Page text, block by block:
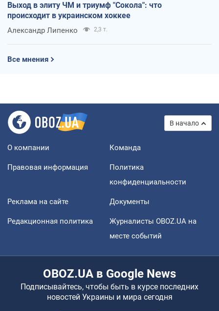
Выход в элиту ЧМ и триумф "Сокола": что
происходит в украинском хоккее
Александр Липенко 2,3 т.
Все мнения
В начало
О компании Команда
Правовая информация
Политика
конфиденциальности
Реклама на сайте Документы
Редакционная политика
Журналисты OBOZ.UA на
месте событий
OBOZ.UA в Google News
Подписывайтесь, чтобы быть в курсе последних
новостей Украины и мира сегодня